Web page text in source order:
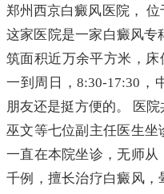
郑州西京白癜风医院， 位
这家医院是一家白癜风专
筑面积近万余平方米，床
一到周日，8:30-17:30，
朋友还是挺方便的。 医
巫文等七位副主任医生
一直在本院坐诊，无师
千例，擅长治疗白癜风